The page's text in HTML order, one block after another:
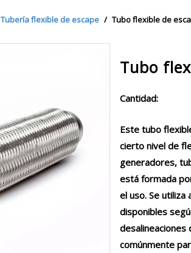
Tubería flexible de escape / Tubo flexible de
Tubo
Cantidad:
Este tubo
cierto nivel de
generadores,
está formada
el uso. Se
disponibles
desalineaciones
comúnmente